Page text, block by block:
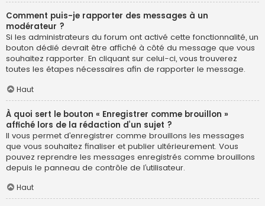
Comment puis-je rapporter des messages à un
modérateur ?
Si les administrateurs du forum ont activé cette fonctionnalité, un
bouton dédié devrait être affiché à côté du message que vous
souhaitez rapporter. En cliquant sur celui-ci, vous trouverez
toutes les étapes nécessaires afin de rapporter le message.
Haut
À quoi sert le bouton « Enregistrer comme brouillon »
affiché lors de la rédaction d’un sujet ?
Il vous permet d’enregistrer comme brouillons les messages
que vous souhaitez finaliser et publier ultérieurement. Vous
pouvez reprendre les messages enregistrés comme brouillons
depuis le panneau de contrôle de l’utilisateur.
Haut